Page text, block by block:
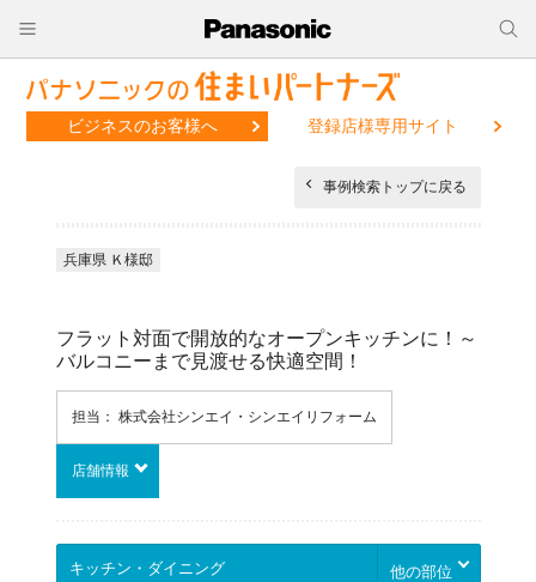
ビジネスのお客様へ 登録店様専用サイト
事例検索トップに戻る
兵庫県 Ｋ様邸
フラット対面で開放的なオープンキッチンに！～
バルコニーまで見渡せる快適空間！
担当： 株式会社シンエイ・シンエイリフォーム
店舗情報
他の部位